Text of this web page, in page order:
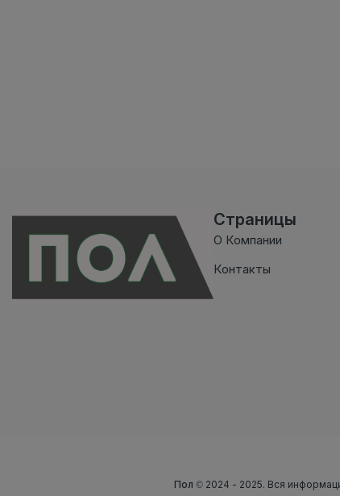
Страницы
О Компании
Контакты
Пол © 2024 - 2025. Вся